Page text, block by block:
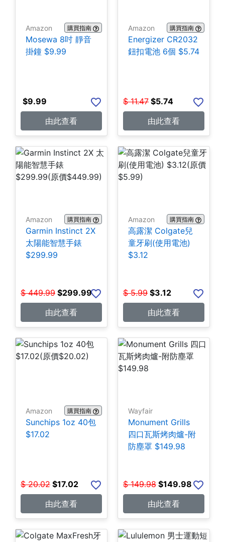
Amazon 購買指南
Mosewa 8吋 靜音
掛鐘 $9.99
$9.99
由此查看
Amazon 購買指南
Energizer CR2032
鈕扣電池 6個 $5.74
$ 11.47 $5.74
由此查看
Amazon 購買指南
Garmin Instinct 2X
太陽能智慧手錶
$299.99
$ 449.99 $299.99
由此查看
Amazon 購買指南
高露潔 Colgate兒
童牙刷(使用電池)
$3.12
$ 5.99 $3.12
由此查看
Amazon 購買指南
Sunchips 1oz 40包
$17.02
$ 20.02 $17.02
由此查看
Wayfair
Monument Grills
四口瓦斯烤肉爐-附
防塵罩 $149.98
$ 149.98 $149.98
由此查看